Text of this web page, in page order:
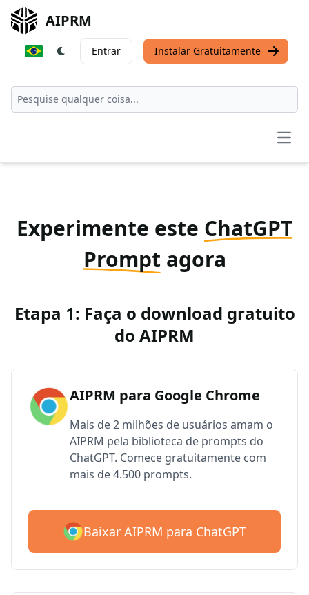
AIPRM
Entrar Instalar Gratuitamente
Experimente este ChatGPT
Prompt agora
Etapa 1: Faça o download gratuito
do AIPRM
AIPRM para Google Chrome
Mais de 2 milhões de usuários amam o
AIPRM pela biblioteca de prompts do
ChatGPT. Comece gratuitamente com
mais de 4.500 prompts.
Baixar AIPRM para ChatGPT